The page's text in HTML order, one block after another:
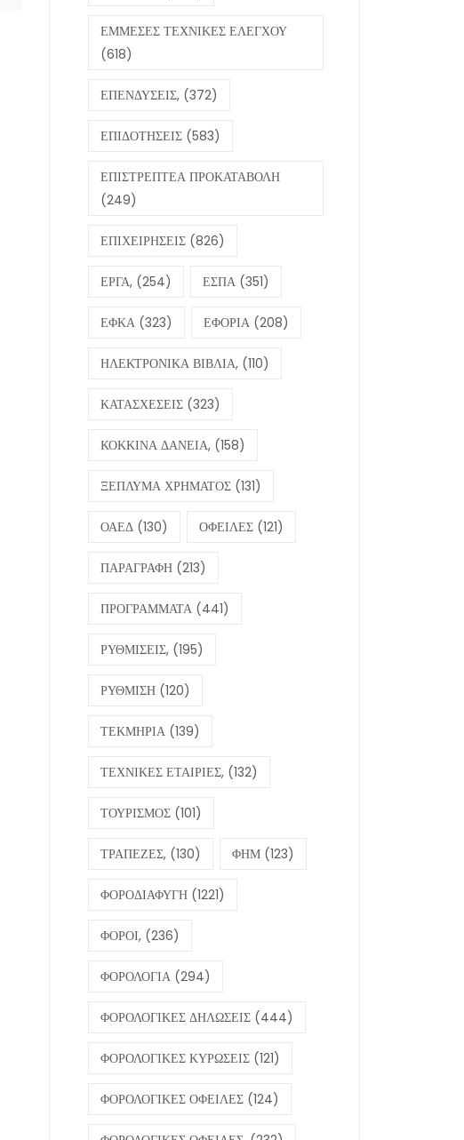
ΕΜΜΕΣΕΣ ΤΕΧΝΙΚΕΣ ΕΛΕΓΧΟΥ
(618)
ΕΠΕΝΔΥΣΕΙΣ, (372)
ΕΠΙΔΟΤΗΣΕΙΣ (583)
ΕΠΙΣΤΡΕΠΤΕΑ ΠΡΟΚΑΤΑΒΟΛΗ
(249)
ΕΠΙΧΕΙΡΗΣΕΙΣ (826)
ΕΡΓΑ, (254) ΕΣΠΑ (351)
ΕΦΚΑ (323) ΕΦΟΡΙΑ (208)
ΗΛΕΚΤΡΟΝΙΚΑ ΒΙΒΛΙΑ, (110)
ΚΑΤΑΣΧΕΣΕΙΣ (323)
ΚΟΚΚΙΝΑ ΔΑΝΕΙΑ, (158)
ΞΕΠΛΥΜΑ ΧΡΗΜΑΤΟΣ (131)
ΟΑΕΔ (130) ΟΦΕΙΛΕΣ (121)
ΠΑΡΑΓΡΑΦΗ (213)
ΠΡΟΓΡΑΜΜΑΤΑ (441)
ΡΥΘΜΙΣΕΙΣ, (195)
ΡΥΘΜΙΣΗ (120)
ΤΕΚΜΗΡΙΑ (139)
ΤΕΧΝΙΚΕΣ ΕΤΑΙΡΙΕΣ, (132)
ΤΟΥΡΙΣΜΟΣ (101)
ΤΡΑΠΕΖΕΣ, (130) ΦΗΜ (123)
ΦΟΡΟΔΙΑΦΥΓΗ (1221)
ΦΟΡΟΙ, (236)
ΦΟΡΟΛΟΓΙΑ (294)
ΦΟΡΟΛΟΓΙΚΕΣ ΔΗΛΩΣΕΙΣ (444)
ΦΟΡΟΛΟΓΙΚΕΣ ΚΥΡΩΣΕΙΣ (121)
ΦΟΡΟΛΟΓΙΚΕΣ ΟΦΕΙΛΕΣ (124)